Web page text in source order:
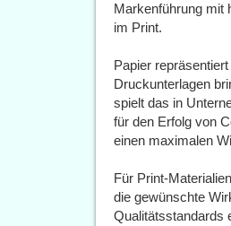
Markenführung mit
im Print.
Papier
Druckunterlagen
spielt das in
für den Erfolg von
einen maximalen
Für Print-
die gewünschte
Qualitätsstandards